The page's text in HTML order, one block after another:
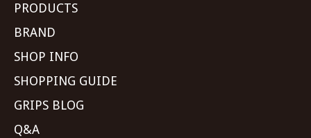
PRODUCTS
BRAND
SHOP INFO
SHOPPING GUIDE
GRIPS BLOG
Q&A